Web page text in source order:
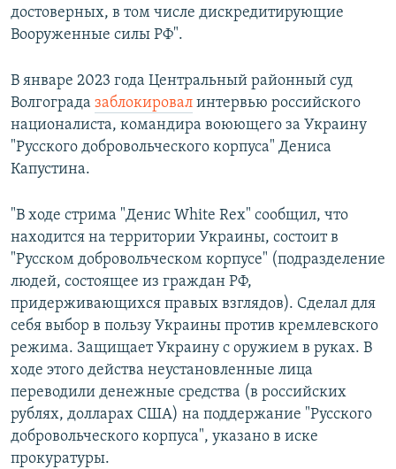
достоверных, в том числе дискредитирующие
Вооруженные силы РФ".
В январе 2023 года Центральный районный суд
Волгограда заблокировал интервью российского
националиста, командира воюющего за Украину
"Русского добровольческого корпуса" Дениса
Капустина.
"В ходе стрима "Денис White Rex" сообщил, что
находится на территории Украины, состоит в
"Русском добровольческом корпусе" (подразделение
людей, состоящее из граждан РФ,
придерживающихся правых взглядов). Сделал для
себя выбор в пользу Украины против кремлевского
режима. Защищает Украину с оружием в руках. В
ходе этого действа неустановленные лица
переводили денежные средства (в российских
рублях, долларах США) на поддержание "Русского
добровольческого корпуса", указано в иске
прокуратуры.